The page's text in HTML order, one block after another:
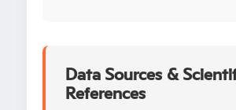
Data Sources &
References